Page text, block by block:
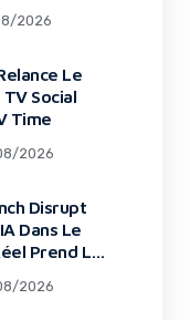
2026
Le
Social
Time
2026
Disrupt
Dans Le
Prend La
2026